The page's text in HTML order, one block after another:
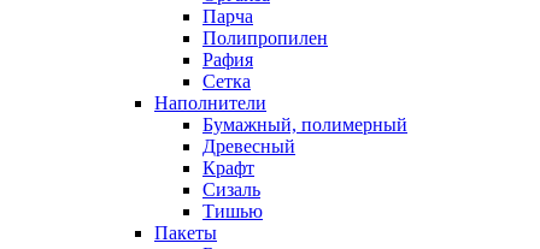
Парча
Полипропилен
Рафия
Сетка
Наполнители
Бумажный, полимерный
Древесный
Крафт
Сизаль
Тишью
Пакеты